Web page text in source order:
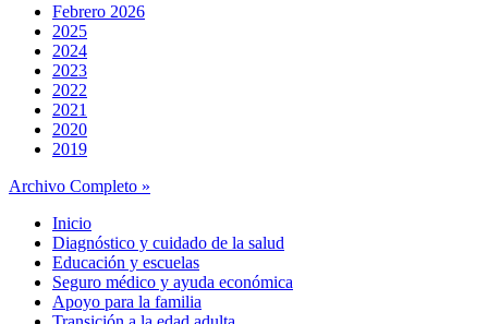
Febrero 2026
2025
2024
2023
2022
2021
2020
2019
Archivo Completo »
Inicio
Diagnóstico y cuidado de la salud
Educación y escuelas
Seguro médico y ayuda económica
Apoyo para la familia